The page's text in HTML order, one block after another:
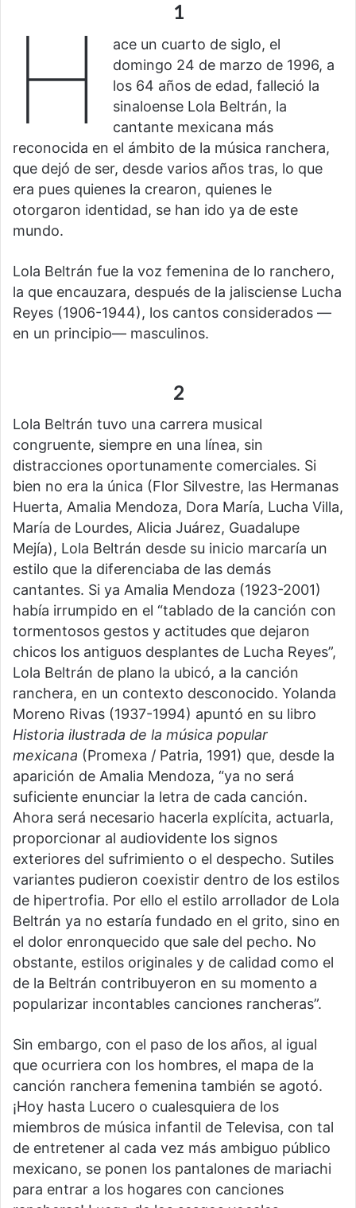
1
H
ace un cuarto de siglo, el
domingo 24 de marzo de 1996, a
los 64 años de edad, falleció la
sinaloense Lola Beltrán, la
cantante mexicana más
reconocida en el ámbito de la música ranchera,
que dejó de ser, desde varios años tras, lo que
era pues quienes la crearon, quienes le
otorgaron identidad, se han ido ya de este
mundo.
Lola Beltrán fue la voz femenina de lo ranchero,
la que encauzara, después de la jalisciense Lucha
Reyes (1906-1944), los cantos considerados —
en un principio— masculinos.
2
Lola Beltrán tuvo una carrera musical
congruente, siempre en una línea, sin
distracciones oportunamente comerciales. Si
bien no era la única (Flor Silvestre, las Hermanas
Huerta, Amalia Mendoza, Dora María, Lucha Villa,
María de Lourdes, Alicia Juárez, Guadalupe
Mejía), Lola Beltrán desde su inicio marcaría un
estilo que la diferenciaba de las demás
cantantes. Si ya Amalia Mendoza (1923-2001)
había irrumpido en el “tablado de la canción con
tormentosos gestos y actitudes que dejaron
chicos los antiguos desplantes de Lucha Reyes”,
Lola Beltrán de plano la ubicó, a la canción
ranchera, en un contexto desconocido. Yolanda
Moreno Rivas (1937-1994) apuntó en su libro
Historia ilustrada de la música popular
mexicana (Promexa / Patria, 1991) que, desde la
aparición de Amalia Mendoza, “ya no será
suficiente enunciar la letra de cada canción.
Ahora será necesario hacerla explícita, actuarla,
proporcionar al audiovidente los signos
exteriores del sufrimiento o el despecho. Sutiles
variantes pudieron coexistir dentro de los estilos
de hipertrofia. Por ello el estilo arrollador de Lola
Beltrán ya no estaría fundado en el grito, sino en
el dolor enronquecido que sale del pecho. No
obstante, estilos originales y de calidad como el
de la Beltrán contribuyeron en su momento a
popularizar incontables canciones rancheras”.
Sin embargo, con el paso de los años, al igual
que ocurriera con los hombres, el mapa de la
canción ranchera femenina también se agotó.
¡Hoy hasta Lucero o cualesquiera de los
miembros de música infantil de Televisa, con tal
de entretener al cada vez más ambiguo público
mexicano, se ponen los pantalones de mariachi
para entrar a los hogares con canciones